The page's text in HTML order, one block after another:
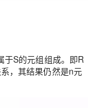
于S的元组组成。即R
，其结果仍然是n元